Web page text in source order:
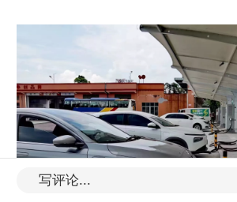
写评论...